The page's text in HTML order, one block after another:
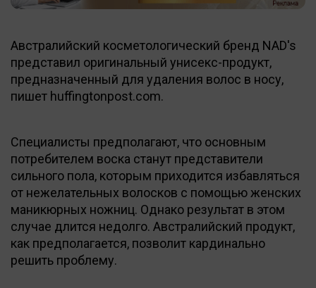
Австралийский косметологический бренд NAD's
представил оригинальный унисекс-продукт,
предназначенный для удаления волос в носу,
пишет huffingtonpost.com.
Специалисты предполагают, что основным
потребителем воска станут представители
сильного пола, которым приходится избавляться
от нежелательных волосков с помощью женских
маникюрных ножниц. Однако результат в этом
случае длится недолго. Австралийский продукт,
как предполагается, позволит кардинально
решить проблему.